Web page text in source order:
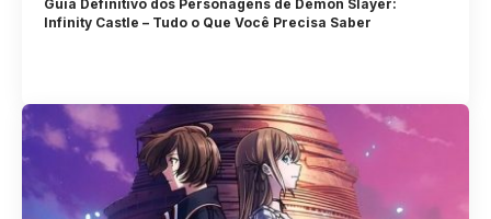
Guia Definitivo dos Personagens de Demon Slayer:
Infinity Castle – Tudo o Que Você Precisa Saber